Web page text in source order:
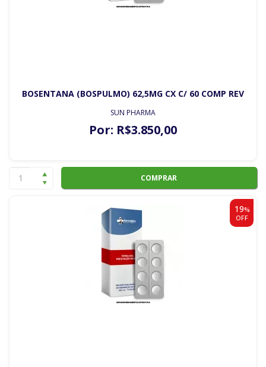
BOSENTANA (BOSPULMO) 62,5MG CX C/ 60 COMP REV
SUN PHARMA
Por: R$3.850,00
COMPRAR
19%
OFF